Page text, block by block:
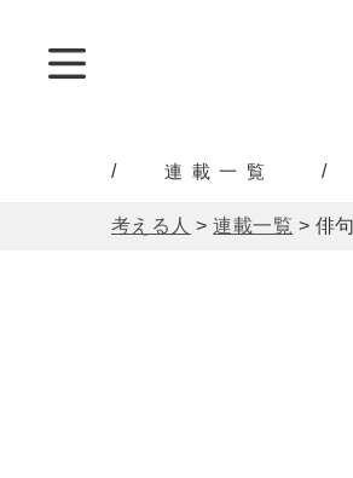
連載一覧
考える人 >連載一覧 > 俳句